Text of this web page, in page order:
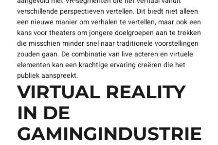
verschillende perspectieven vertellen. Dit biedt niet alleen
een nieuwe manier om verhalen te vertellen, maar ook een
kans voor theaters om jongere doelgroepen aan te trekken
die misschien minder snel naar traditionele voorstellingen
zouden gaan. De combinatie van live acteren en virtuele
elementen kan een krachtige ervaring creëren die het
publiek aanspreekt.
VIRTUAL REALITY
IN DE
GAMINGINDUSTRIE